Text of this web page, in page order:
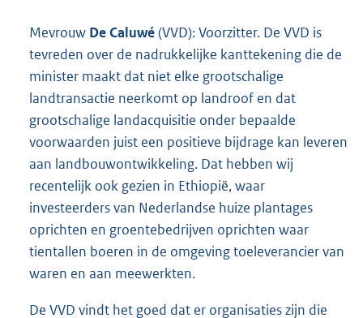
Mevrouw De Caluwé(VVD): Voorzitter. De VVD is
tevreden over de nadrukkelijke kanttekening die de
minister maakt dat niet elke grootschalige
landtransactie neerkomt op landroof en dat
grootschalige landacquisitie onder bepaalde
voorwaarden juist een positieve bijdrage kan leveren
aan landbouwontwikkeling. Dat hebben wij
recentelijk ook gezien in Ethiopië, waar
investeerders van Nederlandse huize plantages
oprichten en groentebedrijven oprichten waar
tientallen boeren in de omgeving toeleverancier van
waren en aan meewerkten.
De VVD vindt het goed dat er organisaties zijn die